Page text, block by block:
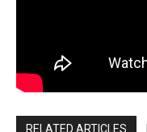
RELATED ARTICLES